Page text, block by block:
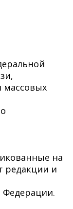
массовых
на
редакции и
Федерации.